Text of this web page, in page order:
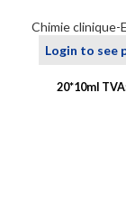
Chimie clinique-
Login to see
20*10ml